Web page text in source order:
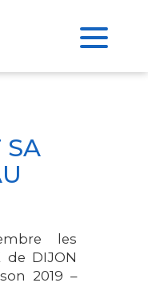
SA
les
de DIJON
2019 –